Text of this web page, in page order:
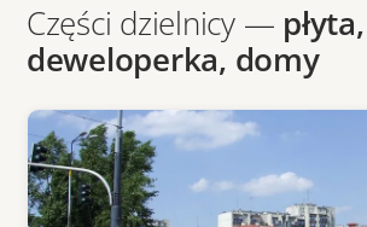
Części dzielnicy — płyta,
deweloperka, domy